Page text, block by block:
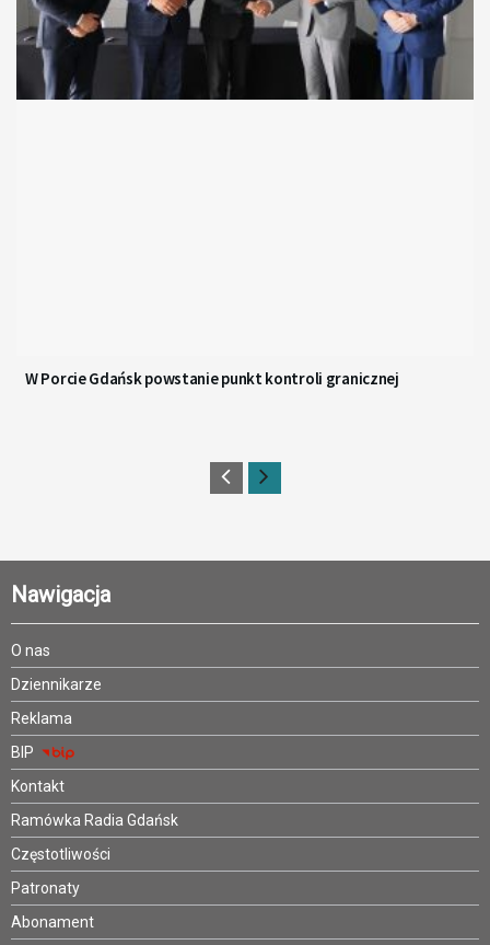
W Porcie Gdańsk powstanie punkt kontroli granicznej
Nawigacja
O nas
Dziennikarze
Reklama
BIP
Kontakt
Ramówka Radia Gdańsk
Częstotliwości
Patronaty
Abonament